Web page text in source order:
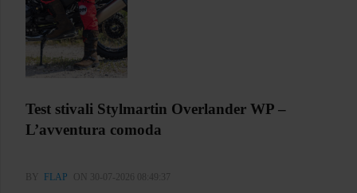
Test stivali Stylmartin Overlander WP –
L’avventura comoda
BY FLAP ON 30-07-2026 08:49:37